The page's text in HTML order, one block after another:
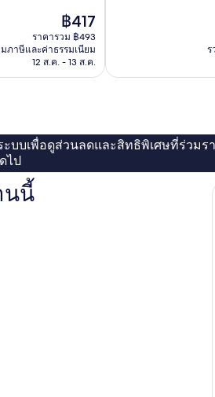
ราคา
ปัจจุบัน
คือ
฿417
฿417
ราคารวม ฿493
ภาษีและค่าธรรมเนียม
12 ส.ค. - 13 ส.ค.
ร
ะบบเพื่อดูส่วนลดและสิทธิพิเศษที่ร่วมร
ไป
นนี้